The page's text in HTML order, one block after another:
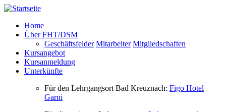
Direkt zum Inhalt
Home
Über FHT/DSM
Geschäftsfelder Mitarbeiter Mitgliedschaften
Kursangebot
Kursanmeldung
Unterkünfte
Für den Lehrgangsort Bad Kreuznach: Figo Hotel
Garni